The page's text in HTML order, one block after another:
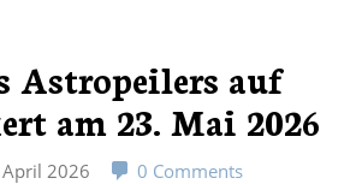
Astropeilers auf
am 23. Mai 2026
2026 0 Comments